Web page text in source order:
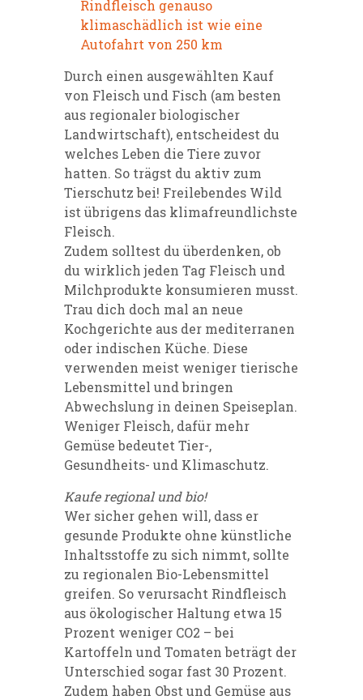
Rindfleisch genauso
klimaschädlich ist wie eine
Autofahrt von 250 km
Durch einen ausgewählten Kauf
von Fleisch und Fisch (am besten
aus regionaler biologischer
Landwirtschaft), entscheidest du
welches Leben die Tiere zuvor
hatten. So trägst du aktiv zum
Tierschutz bei! Freilebendes Wild
ist übrigens das klimafreundlichste
Fleisch.
Zudem solltest du überdenken, ob
du wirklich jeden Tag Fleisch und
Milchprodukte konsumieren musst.
Trau dich doch mal an neue
Kochgerichte aus der mediterranen
oder indischen Küche. Diese
verwenden meist weniger tierische
Lebensmittel und bringen
Abwechslung in deinen Speiseplan.
Weniger Fleisch, dafür mehr
Gemüse bedeutet Tier-,
Gesundheits- und Klimaschutz.
Kaufe regional und bio!
Wer sicher gehen will, dass er
gesunde Produkte ohne künstliche
Inhaltsstoffe zu sich nimmt, sollte
zu regionalen Bio-Lebensmittel
greifen. So verursacht Rindfleisch
aus ökologischer Haltung etwa 15
Prozent weniger CO2 – bei
Kartoffeln und Tomaten beträgt der
Unterschied sogar fast 30 Prozent.
Zudem haben Obst und Gemüse aus